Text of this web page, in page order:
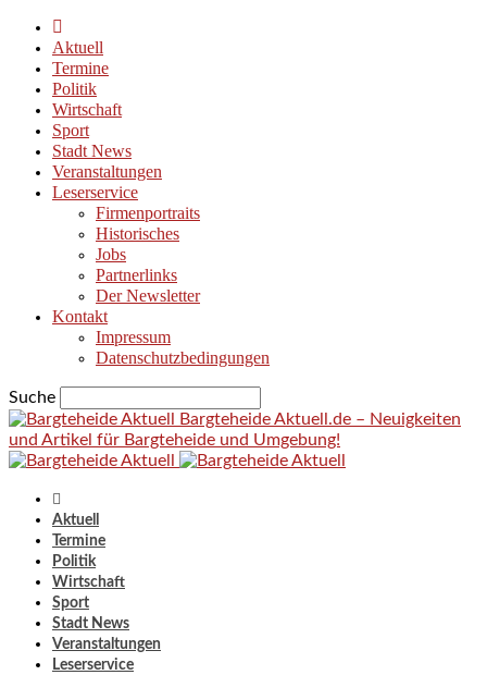
Aktuell
Termine
Politik
Wirtschaft
Sport
Stadt News
Veranstaltungen
Leserservice
Firmenportraits
Historisches
Jobs
Partnerlinks
Der Newsletter
Kontakt
Impressum
Datenschutzbedingungen
Suche
Bargteheide Aktuell.de – Neuigkeiten
und Artikel für Bargteheide und Umgebung!
Aktuell
Termine
Politik
Wirtschaft
Sport
Stadt News
Veranstaltungen
Leserservice